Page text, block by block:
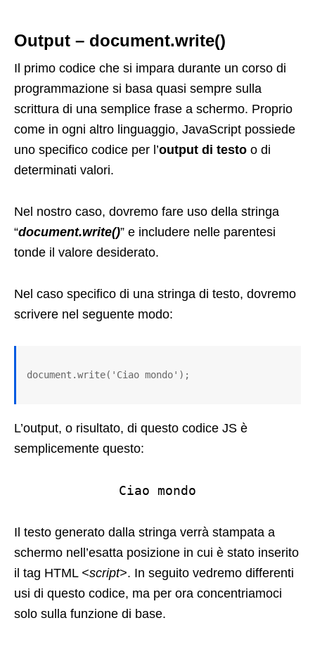
Output – document.write()
Il primo codice che si impara durante un corso di
programmazione si basa quasi sempre sulla
scrittura di una semplice frase a schermo. Proprio
come in ogni altro linguaggio, JavaScript possiede
uno specifico codice per l’output di testo o di
determinati valori.
Nel nostro caso, dovremo fare uso della stringa
“document.write()” e includere nelle parentesi
tonde il valore desiderato.
Nel caso specifico di una stringa di testo, dovremo
scrivere nel seguente modo:
document.write('Ciao mondo');
L’output, o risultato, di questo codice JS è
semplicemente questo:
Ciao mondo
Il testo generato dalla stringa verrà stampata a
schermo nell’esatta posizione in cui è stato inserito
il tag HTML <script>. In seguito vedremo differenti
usi di questo codice, ma per ora concentriamoci
solo sulla funzione di base.